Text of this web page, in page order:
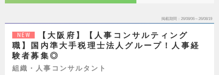
掲載期間 26/08/06～26/08/19
NEW
【大阪府】【人事コンサルティング
職】国内準大手税理士法人グループ！人事経
験者募集◎
組織・人事コンサルタント